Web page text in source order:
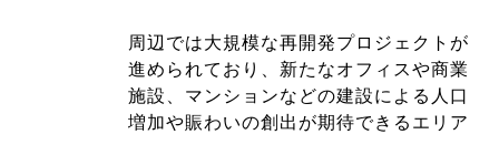
周辺では大規模な再開発プロジェクトが
進められており、新たなオフィスや商業
施設、マンションなどの建設による人口
増加や賑わいの創出が期待できるエリア